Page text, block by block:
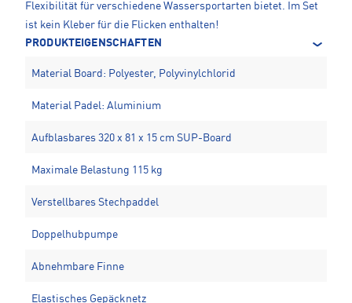
Flexibilität für verschiedene Wassersportarten bietet. Im Set
ist kein Kleber für die Flicken enthalten!
PRODUKTEIGENSCHAFTEN
Material Board: Polyester, Polyvinylchlorid
Material Padel: Aluminium
Aufblasbares 320 x 81 x 15 cm SUP-Board
Maximale Belastung 115 kg
Verstellbares Stechpaddel
Doppelhubpumpe
Abnehmbare Finne
Elastisches Gepäcknetz